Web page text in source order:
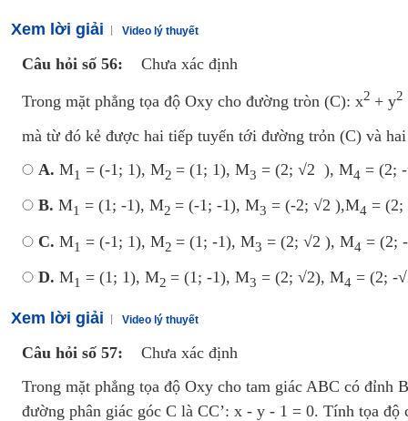
Xem lời giải Video lý thuyết
Câu hỏi số 56: Chưa xác định
Trong mặt phẳng tọa độ Oxy cho đường tròn (C): x2 + y2
mà từ đó kẻ được hai tiếp tuyến tới đường trỏn (C) và
A. M1 = (-1; 1), M2 = (1; 1), M3 = (2; √2 ), M4 = (2;
B. M1 = (1; -1), M2 = (-1; -1), M3 = (-2; √2 ),M4 = (2;
C. M1 = (-1; 1), M2 = (1; -1), M3 = (2; √2 ), M4 = (2;
D. M1 = (1; 1), M2 = (1; -1), M3 = (2; √2), M4 = (2; -
Xem lời giải Video lý thuyết
Câu hỏi số 57:
Chưa xác định
Trong mặt phẳng tọa độ Oxy cho tam giác ABC có
đường phân giác góc C là CC’: x - y - 1 = 0. Tính tọa độ